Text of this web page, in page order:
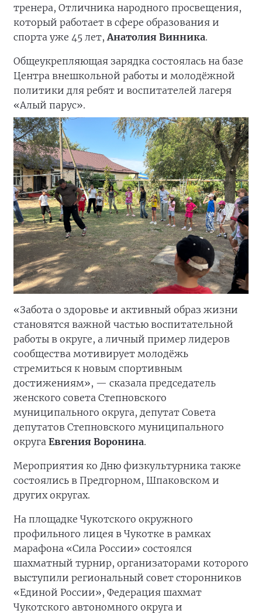
тренера, Отличника народного просвещения,
который работает в сфере образования и
спорта уже 45 лет, Анатолия Винника.
Общеукрепляющая зарядка состоялась на базе
Центра внешкольной работы и молодёжной
политики для ребят и воспитателей лагеря
«Алый парус».
«Забота о здоровье и активный образ жизни
становятся важной частью воспитательной
работы в округе, а личный пример лидеров
сообщества мотивирует молодёжь
стремиться к новым спортивным
достижениям», — сказала председатель
женского совета Степновского
муниципального округа, депутат Совета
депутатов Степновского муниципального
округа Евгения Воронина.
Мероприятия ко Дню физкультурника также
состоялись в Предгорном, Шпаковском и
других округах.
На площадке Чукотского окружного
профильного лицея в Чукотке в рамках
марафона «Сила России» состоялся
шахматный турнир, организаторами которого
выступили региональный совет сторонников
«Единой России», Федерация шахмат
Чукотского автономного округа и